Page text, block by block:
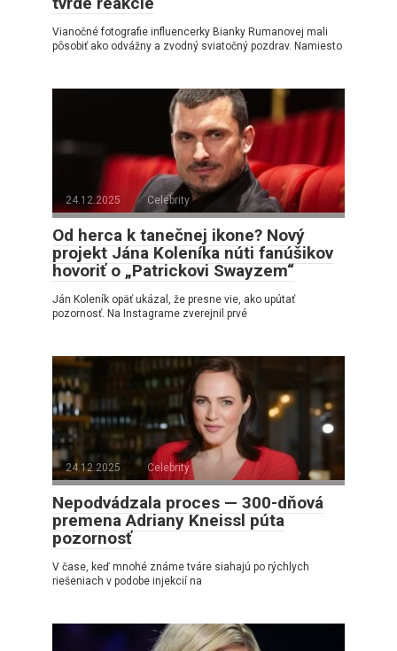
Vianočné fotografie influencerky Bianky Rumanovej mali
pôsobiť ako odvážny a zvodný sviatočný pozdrav. Namiesto
24.12.2025 Celebrity
Od herca k tanečnej ikone? Nový
projekt Jána Koleníka núti fanúšikov
hovoriť o „Patrickovi Swayzem“
Ján Koleník opäť ukázal, že presne vie, ako upútať
pozornosť. Na Instagrame zverejnil prvé
24.12.2025 Celebrity
Nepodvádzala proces — 300-dňová
premena Adriany Kneissl púta
pozornosť
V čase, keď mnohé známe tváre siahajú po rýchlych
riešeniach v podobe injekcií na